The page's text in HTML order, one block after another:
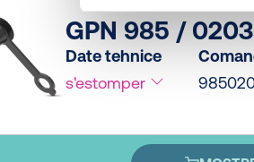
GPN 985 /
Date tehnice
s'estomper